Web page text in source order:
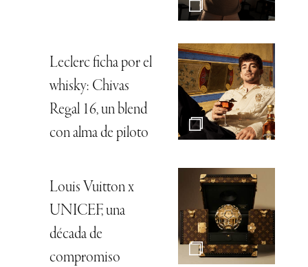
Leclerc ficha por el
whisky: Chivas
Regal 16, un blend
con alma de piloto
Louis Vuitton x
UNICEF, una
década de
compromiso